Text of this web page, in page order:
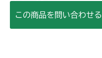
この商品を問い合わせる